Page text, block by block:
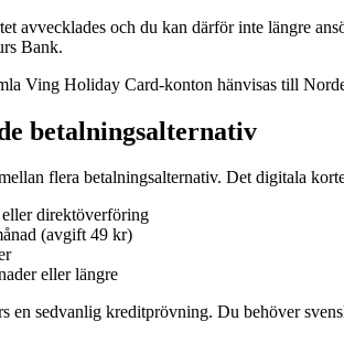
avvecklades och du kan därför inte längre
Bank.
Ving Holiday Card-konton hänvisas till
betalningsalternativ
flera betalningsalternativ. Det digitala
direktöverföring
(avgift 49 kr)
eller längre
en sedvanlig kreditprövning. Du behöver